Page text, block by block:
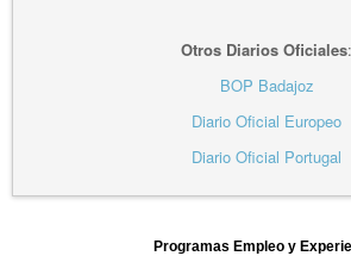
Otros Diarios Oficiales:
BOP Badajoz
Diario Oficial Europeo
Diario Oficial Portugal
Programas Empleo y